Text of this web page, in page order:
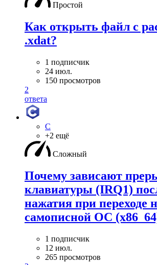
Простой
Как открыть файл с
.xdat?
1 подписчик
24 июл.
150 просмотров
2
ответа
C
+2 ещё
Сложный
Почему зависают
клавиатуры (IRQ1)
нажатия при переходе
самописной ОС
1 подписчик
12 июл.
265 просмотров